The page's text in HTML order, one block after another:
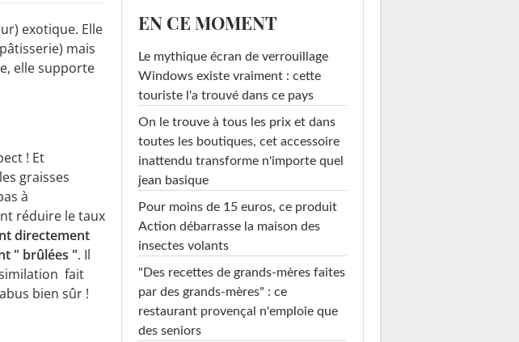
exotique. Elle
mais
elle supporte
! Et
graisses
à
réduire le taux
directement
" brûlées ". Il
fait
bien sûr !
EN CE MOMENT
Le mythique écran de verrouillage
Windows existe vraiment : cette
touriste l'a trouvé dans ce pays
On le trouve à tous les prix et dans
toutes les boutiques, cet accessoire
inattendu transforme n'importe quel
jean basique
Pour moins de 15 euros, ce produit
Action débarrasse la maison des
insectes volants
"Des recettes de grands-mères faites
par des grands-mères" : ce
restaurant provençal n'emploie que
des seniors